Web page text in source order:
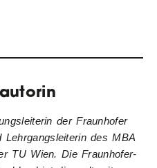
der Fraunhofer
des MBA
TU Wien. Die Fraunhofer-